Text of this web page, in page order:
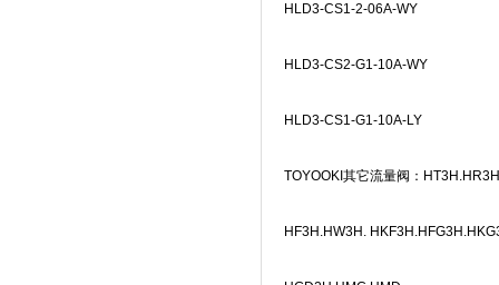
HLD3-CS1-2-06A-WY
HLD3-CS2-G1-10A-WY
HLD3-CS1-G1-10A-LY
TOYOOKI 其它流量阀：
HF3H.HW3H.